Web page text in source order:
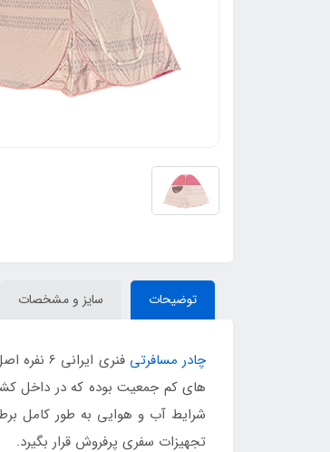
توضیحات سایز و مشخصات
چادر مسافرتی
فنری
های کم جمعیت بوده که در داخل
شرایط آب و هوایی به طور کامل
تجهیزات سفری پرفروش قرار بگیرد.